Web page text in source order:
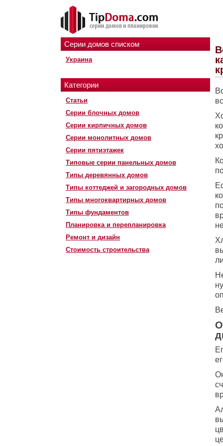
Серии домов списком
Украина
Категории
Статьи
Серии блочных домов
Серии кирпичных домов
Серии монолитных домов
Серии пятиэтажек
Типовые серии панельных домов
Типы деревянных домов
Типы коттеджей и загородных домов
Типы многоквартирных домов
Типы фундаментов
Планировка и перепланировка
Ремонт и дизайн
Стоимость строительства